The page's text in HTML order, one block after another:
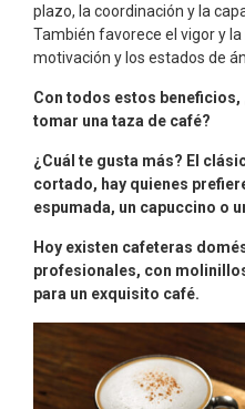
plazo, la coordinación y la
También favorece el vigor y
motivación y los estados de
Con todos estos beneficios,
tomar una taza de café?
¿Cuál te gusta más? El
cortado, hay quienes
espumada, un capuccino o
Hoy existen cafeteras
profesionales, con
para un exquisito café.